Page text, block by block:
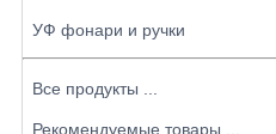
УФ фонари и ручки
Все продукты ...
Рекомендуемые товары ...